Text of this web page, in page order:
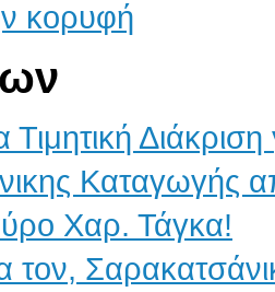
κορυφή
τον,